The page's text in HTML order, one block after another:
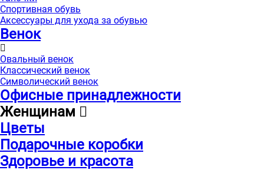
Спортивная обувь
Аксессуары для ухода за обувью
Венок
Овальный венок
Классический венок
Символический венок
Офисные принадлежности
Женщинам
Цветы
Подарочные коробки
Здоровье и красота